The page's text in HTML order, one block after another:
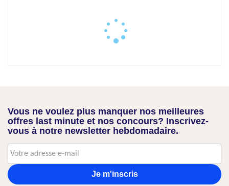
Vous ne voulez plus manquer nos meilleures
offres last minute et nos concours? Inscrivez-
vous à notre newsletter hebdomadaire.
Je m'inscris